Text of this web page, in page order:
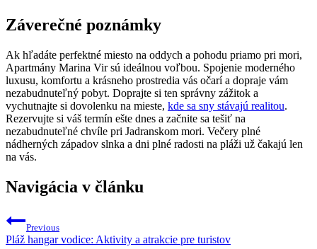
Záverečné poznámky
Ak hľadáte perfektné miesto na oddych a pohodu priamo pri mori,
Apartmány Marina Vir sú ideálnou voľbou. Spojenie moderného
luxusu, komfortu a krásneho prostredia vás očarí a dopraje vám
nezabudnuteľný pobyt. Doprajte si ten správny zážitok a
vychutnajte si dovolenku na mieste, kde sa sny stávajú realitou.
Rezervujte si váš termín ešte dnes a začnite sa tešiť na
nezabudnuteľné chvíle pri Jadranskom mori. Večery plné
nádherných západov slnka a dni plné radosti na pláži už čakajú len
na vás.
Navigácia v článku
Previous
Pláž hangar vodice: Aktivity a atrakcie pre turistov